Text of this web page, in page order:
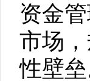
资金
市场
性壁